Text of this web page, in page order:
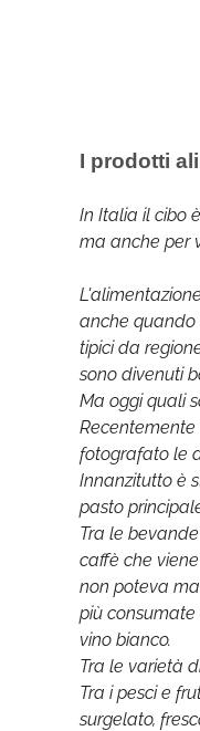
I prodotti
In Italia il cibo
ma anche per
anche quando
tipici da
sono divenuti
Ma oggi quali
Recentemente
fotografato le
Innanzitutto è
pasto
Tra le
caffè che
non poteva
più
vino bianco.
Tra le varietà
Tra i pesci e
surgelato,